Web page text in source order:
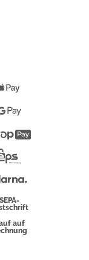
Pay
Google
Pay
Überweisung
SEPA-
auf